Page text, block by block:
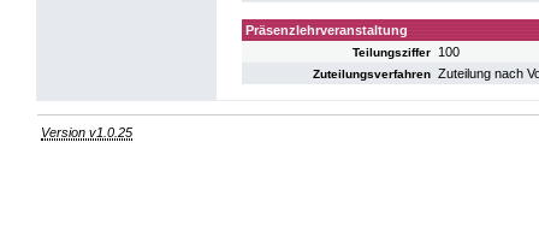
Präsenzlehrveranstaltung
Teilungsziffer 100
Zuteilungsverfahren Zuteilung nach
Version v1.0.25